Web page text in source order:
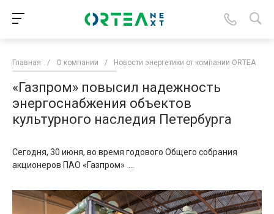
Главная / О компании / Новости энергетики от компании ORTEA
«Газпром» повысил надежность
энергоснабжения объектов
культурного наследия Петербурга
Сегодня, 30 июня, во время годового Общего собрания
акционеров ПАО «Газпром» ...